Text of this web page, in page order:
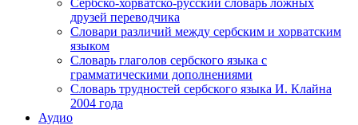
Сербско-хорватско-русский словарь ложных
друзей переводчика
Словари различий между сербским и хорватским
языком
Словарь глаголов сербского языка с
грамматическими дополнениями
Словарь трудностей сербского языка И. Клайна
2004 года
Аудио